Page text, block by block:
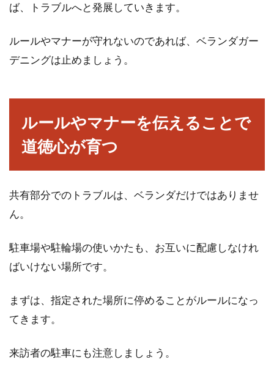
ば、トラブルへと発展していきます。
ルールやマナーが守れないのであれば、ベランダガー
デニングは止めましょう。
ルールやマナーを伝えることで
道徳心が育つ
共有部分でのトラブルは、ベランダだけではありませ
ん。
駐車場や駐輪場の使いかたも、お互いに配慮しなけれ
ばいけない場所です。
まずは、指定された場所に停めることがルールになっ
てきます。
来訪者の駐車にも注意しましょう。